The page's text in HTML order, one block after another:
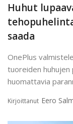
Huhut
saada
OnePlus
tuoreiden
huomattavia
Kirjoittanut Eero